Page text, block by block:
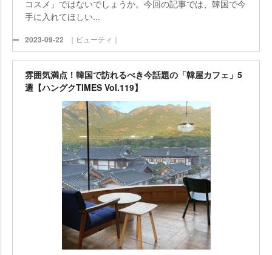
コスメ」ではないでしょうか。今回の記事では、韓国で今
手に入れてほしい...
2023-09-22 ｜ビューティ｜
雰囲気満点！韓国で訪れるべき今話題の「韓屋カフェ」5
選【ハングクTIMES Vol.119】